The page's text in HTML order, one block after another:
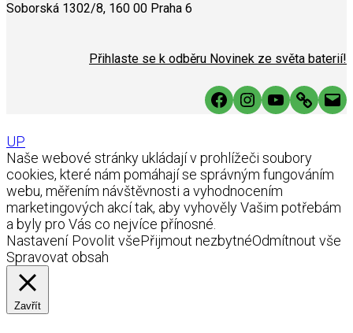
Soborská 1302/8, 160 00 Praha 6
Přihlaste se k odběru Novinek ze světa baterií!
Facebook
Instagram
YouTube
Link
UP
Naše webové stránky ukládají v prohlížeči soubory
cookies, které nám pomáhají se správným fungováním
webu, měřením návštěvnosti a vyhodnocením
marketingových akcí tak, aby vyhověly Vašim potřebám
a byly pro Vás co nejvíce přínosné.
Nastavení Povolit všePřijmout nezbytnéOdmítnout vše
Spravovat obsah
Zavřít